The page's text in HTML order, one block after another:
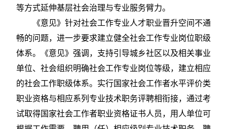
等方式延伸基层社会治理与专业服务臂力。
《意见》针对社会工作专业人才职业晋升空间不通
畅的问题，进一步要求建立健全社会工作专业岗位职级
体系。《意见》强调，支持引导城乡社区以及相关事业
单位、社会组织明确社会工作专业岗位等级，建立相应
的社会工作职级体系。实行国家社会工作者水平评价类
职业资格与相应系列专业技术职务评聘相衔接，通过考
试取得国家社会工作者职业资格证书人员，用人单位可